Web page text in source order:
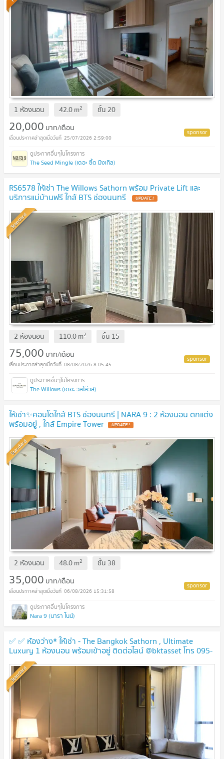
1 ห้องนอน 42.0m2 ชั้น 20
20,000 บาท/เดือน
25/07/2026 2:59:00
The Seed Mingle (เดอะ ซี้ด มิงเกิล)
RS6578 ให้เช่า The Willows Sathorn พร้อม Private Lift และ
บริการแม่บ้านฟรี ใกล้ BTS ช่องนนทรี
Standard
2 ห้องนอน 110.0m2 ชั้น 15
75,000 บาท/เดือน
08/08/2026 8:05:45
The Willows (เดอะ วิลโล่วส์)
ให้เช่า✨คอนโดใกล้ BTS ช่องนนทรี | NARA 9 : 2 ห้องนอน ตกแต่ง
พร้อมอยู่ , ใกล้ Empire Tower
Standard
2 ห้องนอน 48.0m2 ชั้น 38
35,000 บาท/เดือน
06/08/2026 15:31:58
Nara 9 (นารา ไนน์)
✅ ✅ ห้องว่าง* ให้เช่า - The Bangkok Sathorn , Ultimate
Luxury 1 ห้องนอน พร้อมเข้าอยู่ ติดต่อไลน์ @bktasset โทร 095-
325-8928
Standard